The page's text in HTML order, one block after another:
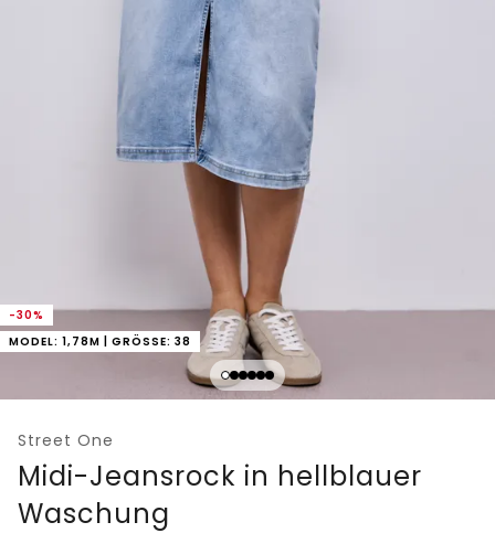
-30%
MODEL: 1,78M | GRÖSSE: 38
Street One
Midi-Jeansrock in hellblauer
Waschung